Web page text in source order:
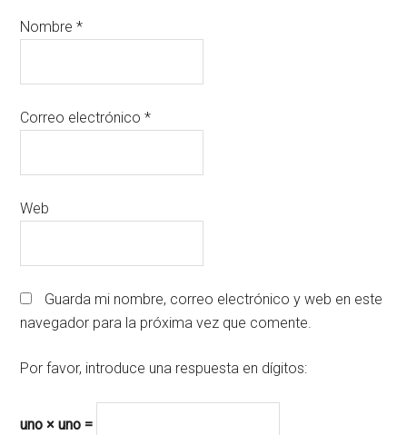
Nombre*
Correo electrónico*
Web
Guarda mi nombre, correo electrónico y web en este
navegador para la próxima vez que comente.
Por favor, introduce una respuesta en dígitos:
uno × uno =